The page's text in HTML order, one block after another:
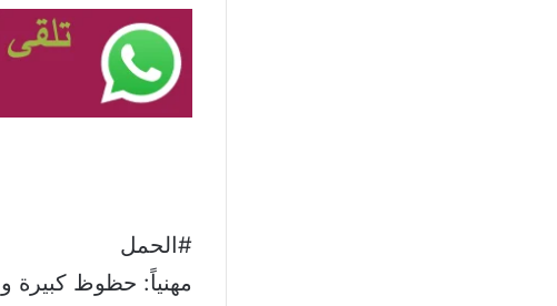
#الحمل
مهنياً: حظوظ كبيرة